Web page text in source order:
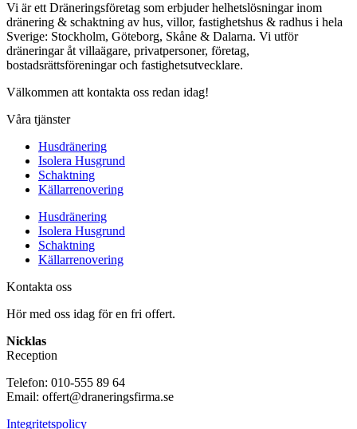
Vi är ett Dräneringsföretag som erbjuder helhetslösningar inom
dränering & schaktning av hus, villor, fastighetshus & radhus i hela
Sverige: Stockholm, Göteborg, Skåne & Dalarna. Vi utför
dräneringar åt villaägare, privatpersoner, företag,
bostadsrättsföreningar och fastighetsutvecklare.
Välkommen att kontakta oss redan idag!
Våra tjänster
Husdränering
Isolera Husgrund
Schaktning
Källarrenovering
Husdränering
Isolera Husgrund
Schaktning
Källarrenovering
Kontakta oss
Hör med oss idag för en fri offert.
Nicklas
Reception
Telefon: 010-555 89 64
Email: offert@draneringsfirma.se
Integritetspolicy